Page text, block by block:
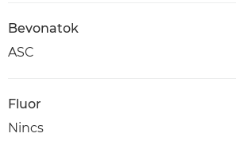
Bevonatok
ASC
Fluor
Nincs